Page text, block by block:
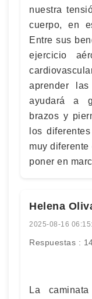
nuestra
cuerpo, en
Entre sus
ejercicio
aprender
ayudará a
brazos y
los
muy
poner en
Helena
2025-08-16
Respuestas :
La